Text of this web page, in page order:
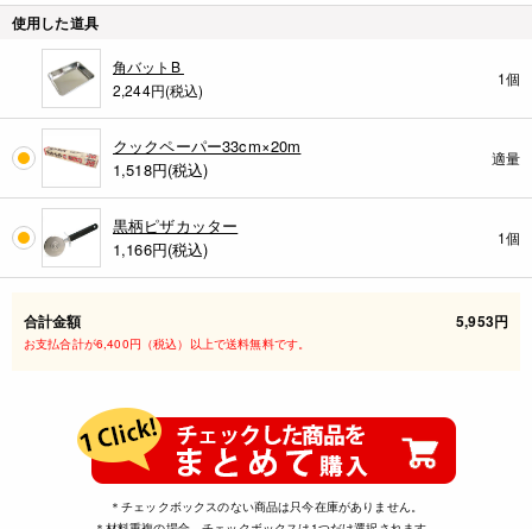
使用した道具
角バットB
2,244円(税込)
1個
クックペーパー33cm×20m
1,518円(税込)
適量
黒柄ピザカッター
1,166円(税込)
1個
合計金額 5,953円
お支払合計が6,400円（税込）以上で送料無料です。
＊チェックボックスのない商品は只今在庫がありません。